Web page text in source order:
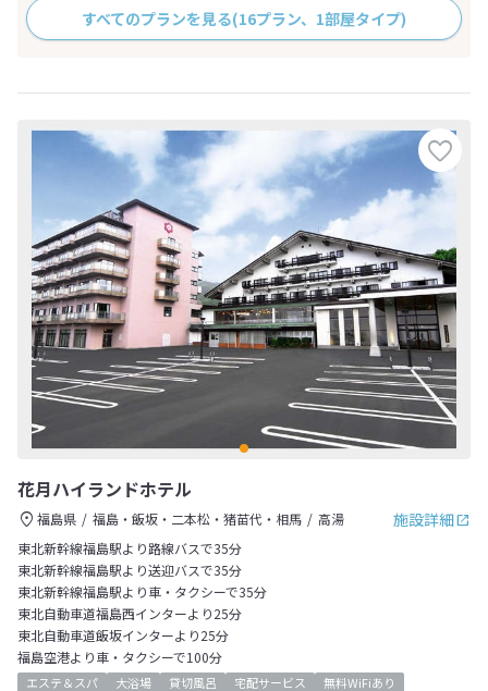
すべてのプランを見る(16プラン、1部屋タイプ)
花月ハイランドホテル
施設詳細
福島県 福島・飯坂・二本松・猪苗代・相馬
高湯
東北新幹線福島駅より路線バスで35分
東北新幹線福島駅より送迎バスで35分
東北新幹線福島駅より車・タクシーで35分
東北自動車道福島西インターより25分
東北自動車道飯坂インターより25分
福島空港より車・タクシーで100分
エステ＆スパ 大浴場 貸切風呂 宅配サービス
無料WiFiあり